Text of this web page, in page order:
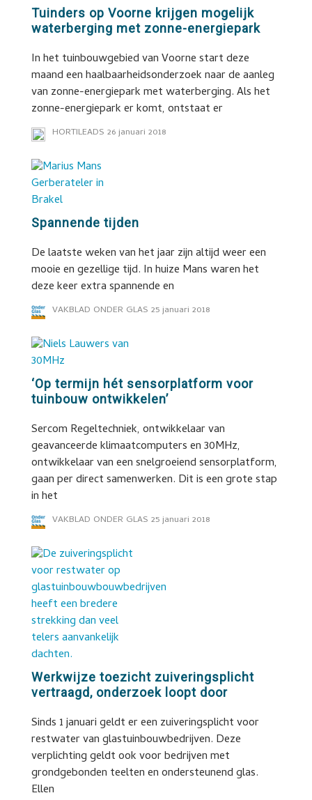
Tuinders op Voorne krijgen mogelijk
waterberging met zonne-energiepark
In het tuinbouwgebied van Voorne start deze
maand een haalbaarheidsonderzoek naar de aanleg
van zonne-energiepark met waterberging. Als het
zonne-energiepark er komt, ontstaat er
HORTILEADS 26 januari 2018
Spannende tijden
De laatste weken van het jaar zijn altijd weer een
mooie en gezellige tijd. In huize Mans waren het
deze keer extra spannende en
VAKBLAD ONDER GLAS 25 januari 2018
‘Op termijn hét sensorplatform voor
tuinbouw ontwikkelen’
Sercom Regeltechniek, ontwikkelaar van
geavanceerde klimaatcomputers en 30MHz,
ontwikkelaar van een snelgroeiend sensorplatform,
gaan per direct samenwerken. Dit is een grote stap
in het
VAKBLAD ONDER GLAS 25 januari 2018
Werkwijze toezicht zuiveringsplicht
vertraagd, onderzoek loopt door
Sinds 1 januari geldt er een zuiveringsplicht voor
restwater van glastuinbouwbedrijven. Deze
verplichting geldt ook voor bedrijven met
grondgebonden teelten en ondersteunend glas.
Ellen